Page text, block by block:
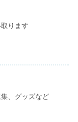
ります
、グッズなど